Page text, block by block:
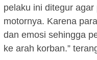
pelaku ini ditegur
motornya. Karena
dan emosi sehingga
ke arah korban.”